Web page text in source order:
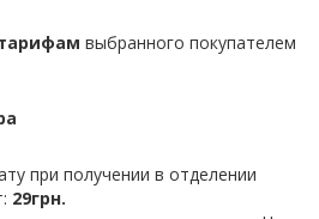
выбранного покупателем
при получении в отделении
29грн.